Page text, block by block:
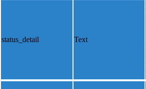
status_detail Text